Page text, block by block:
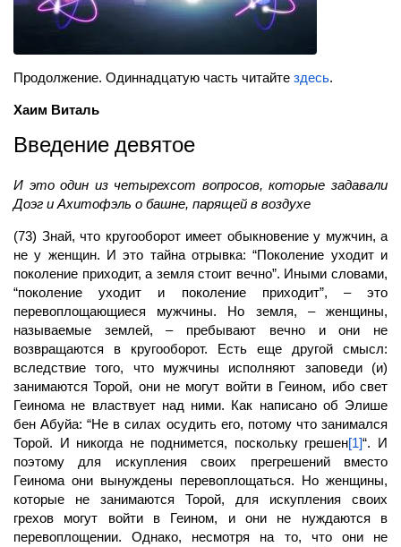
Продолжение. Одиннадцатую часть читайте здесь.
Хаим Виталь
Введение девятое
И это один из четырехсот вопросов, которые задавали
Доэг и Ахитофэль о башне, парящей в воздухе
(73) Знай, что кругооборот имеет обыкновение у мужчин, а
не у женщин. И это тайна отрывка: “Поколение уходит и
поколение приходит, а земля стоит вечно”. Иными словами,
“поколение уходит и поколение приходит”, – это
перевоплощающиеся мужчины. Но земля, – женщины,
называемые землей, – пребывают вечно и они не
возвращаются в кругооборот. Есть еще другой смысл:
вследствие того, что мужчины исполняют заповеди (и)
занимаются Торой, они не могут войти в Геином, ибо свет
Геинома не властвует над ними. Как написано об Элише
бен Абуйа: “Не в силах осудить его, потому что занимался
Торой. И никогда не поднимется, поскольку грешен[1]“. И
поэтому для искупления своих прегрешений вместо
Геинома они вынуждены перевоплощаться. Но женщины,
которые не занимаются Торой, для искупления своих
грехов могут войти в Геином, и они не нуждаются в
перевоплощении. Однако, несмотря на то, что они не